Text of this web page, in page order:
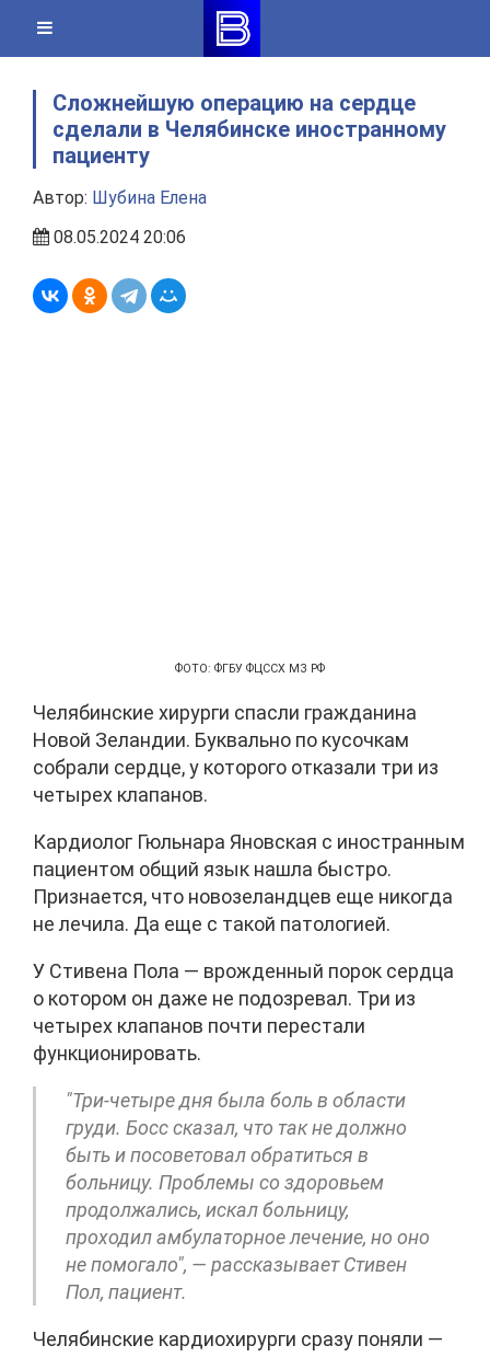
content
Сложнейшую операцию на сердце
сделали в Челябинске иностранному
пациенту
Автор: Шубина Елена
08.05.2024 20:06
ФОТО: ФГБУ ФЦССХ МЗ РФ
Челябинские хирурги спасли гражданина
Новой Зеландии. Буквально по кусочкам
собрали сердце, у которого отказали три из
четырех клапанов.
Кардиолог Гюльнара Яновская с иностранным
пациентом общий язык нашла быстро.
Признается, что новозеландцев еще никогда
не лечила. Да еще с такой патологией.
У Стивена Пола — врожденный порок сердца
о котором он даже не подозревал. Три из
четырех клапанов почти перестали
функционировать.
"Три-четыре дня была боль в области
груди. Босс сказал, что так не должно
быть и посоветовал обратиться в
больницу. Проблемы со здоровьем
продолжались, искал больницу,
проходил амбулаторное лечение, но оно
не помогало", — рассказывает Стивен
Пол, пациент.
Челябинские кардиохирурги сразу поняли —